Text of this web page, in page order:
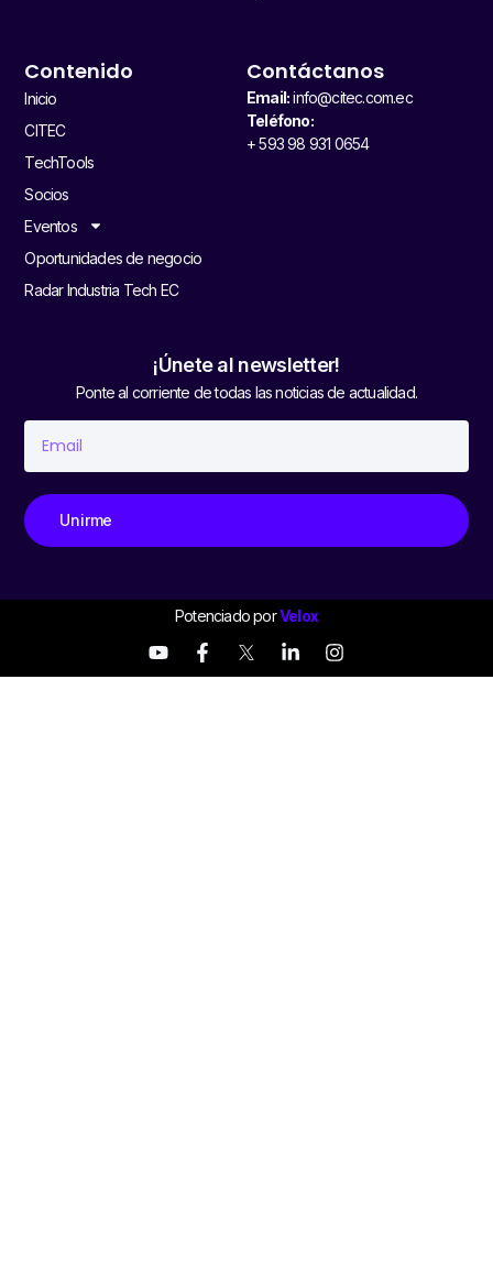
Contenido
Inicio
CITEC
TechTools
Socios
Eventos
Oportunidades de negocio
Radar Industria Tech EC
Contáctanos
Email:info@citec.com.ec
Teléfono:
+ 593 98 931 0654
¡Únete al newsletter!
Ponte al corriente de todas las noticias de actualidad.
Unirme
Potenciado porVelox